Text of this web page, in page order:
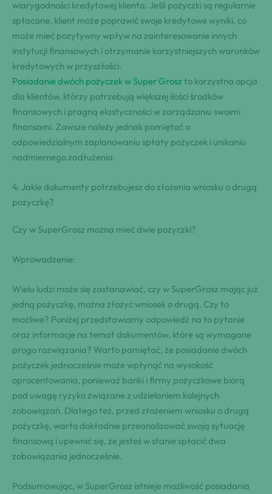
wiarygodności kredytowej⁤ klienta.⁢ Jeśli pożyczki są regularnie
⁣spłacane, klient może poprawić swoje‍ kredytowe wyniki,⁢ co
może mieć pozytywny wpływ na zainteresowanie ‍innych
instytucji finansowych i otrzymanie korzystniejszych warunków
kredytowych w⁤ przyszłości.
Posiadanie dwóch⁢ pożyczek⁤ w Super Grosz to korzystna opcja
dla klientów, którzy potrzebują większej ilości środków
finansowych i pragną elastyczności w zarządzaniu swoimi
finansami. ‍Zawsze należy jednak pamiętać o
odpowiedzialnym zaplanowaniu spłaty pożyczek i unikaniu⁤
nadmiernego zadłużenia.
4. ⁣Jakie dokumenty potrzebujesz do złożenia wniosku o drugą
pożyczkę?
Czy w SuperGrosz można mieć dwie pożyczki?
Wprowadzenie:
Wielu ludzi może się zastanawiać, ⁢czy w SuperGrosz ⁤mając już
⁣jedną ‍pożyczkę, można złożyć wniosek o drugą. ⁣Czy to
możliwe? Poniżej przedstawiamy odpowiedź na to pytanie
oraz informacje ​na temat dokumentów, które są wymagane
progo rozwiązania? Warto pamiętać, że posiadanie dwóch
pożyczek jednocześnie może wpłynąć na wysokość
oprocentowania, ponieważ banki i firmy pożyczkowe biorą
pod uwagę ryzyko związane z udzielaniem kolejnych
zobowiązań. Dlatego też, przed złożeniem wniosku o drugą
pożyczkę, warto dokładnie przeanalizować swoją sytuację
finansową i upewnić się, że jesteś w stanie spłacić dwa
zobowiązania jednocześnie.
Podsumowując, w SuperGrosz istnieje możliwość posiadania